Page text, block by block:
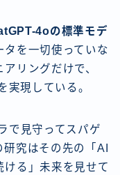
4oの標準モデ
タを一切使っていな
リングだけで、
実現している。
で見守ってスパゲ
究はその先の「AI
る」未来を見せて